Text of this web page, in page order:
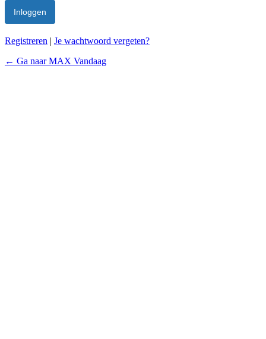
Registreren | Je wachtwoord vergeten?
← Ga naar MAX Vandaag